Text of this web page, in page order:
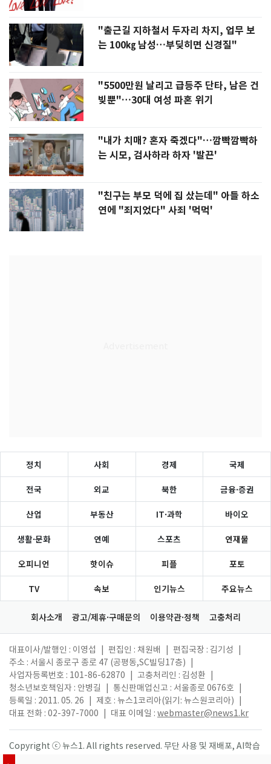
"출근길 지하철서 두자리 차지, 업무 보
는 100㎏ 남성…부딪히면 신경질"
"5500만원 날리고 급등주 단타, 남은 건
빚뿐"…30대 여성 파혼 위기
"내가 치매? 혼자 죽겠다"…깜빡깜빡하
는 시모, 검사하라 하자 '발끈'
"친구는 부모 덕에 집 샀는데" 아들 하소
연에 "죄지었다" 사죄 '먹먹'
정치 사회 경제 국제
전국 외교 북한 금융·증권
산업 부동산 IT·과학 바이오
생활·문화 연예 스포츠 연재물
오피니언 핫이슈 피플 포토
TV 속보 인기뉴스 주요뉴스
회사소개 광고/제휴·구매문의 이용약관·정책 고충처리
대표이사/발행인 : 이영섭 편집인 : 채원배 편집국장 : 김기성
주소 : 서울시 종로구 종로 47 (공평동,SC빌딩17층)
사업자등록번호 : 101-86-62870
고충처리인 : 김성환
청소년보호책임자 : 안병길
통신판매업신고 : 서울종로 0676호
등록일 : 2011. 05. 26
제호 : 뉴스1코리아(읽기: 뉴스원코리아)
대표 전화 : 02-397-7000
대표 이메일 : webmaster@news1.kr
Copyright ⓒ 뉴스1. All rights reserved. 무단 사용 및 재배포, AI학습